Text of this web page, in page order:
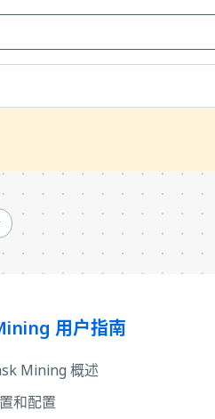
用户指南
Mining 概述
和配置